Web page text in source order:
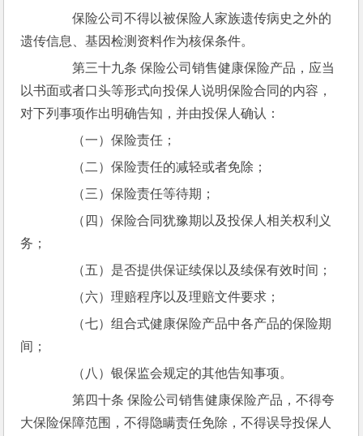
保险公司不得以被保险人家族遗传病史之外的
遗传信息、基因检测资料作为核保条件。
第三十九条 保险公司销售健康保险产品，应当
以书面或者口头等形式向投保人说明保险合同的内容，
对下列事项作出明确告知，并由投保人确认：
（一）保险责任；
（二）保险责任的减轻或者免除；
（三）保险责任等待期；
（四）保险合同犹豫期以及投保人相关权利义
务；
（五）是否提供保证续保以及续保有效时间；
（六）理赔程序以及理赔文件要求；
（七）组合式健康保险产品中各产品的保险期
间；
（八）银保监会规定的其他告知事项。
第四十条 保险公司销售健康保险产品，不得夸
大保险保障范围，不得隐瞒责任免除，不得误导投保人